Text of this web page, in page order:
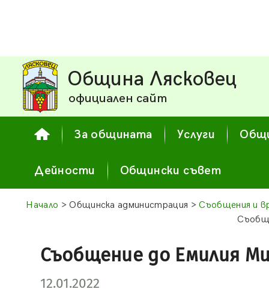
Община Лясковец
официален сайт
За общината Услуги
Дейности Общински съвет
Начало > Общинска администрация >Съобщения и
Съобщение до Емилия
12.01.2022